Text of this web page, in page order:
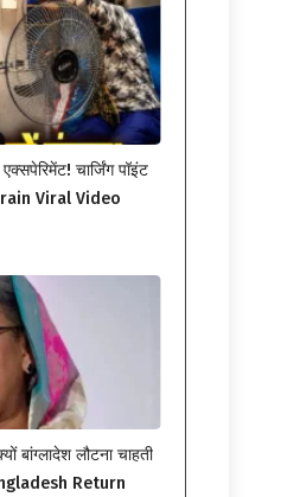
चार्जिंग पॉइंट
Train Viral Video
बांग्लादेश लौटना चाहती
Return